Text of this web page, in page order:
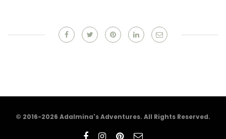
© 2016-2026 Adalmina's Adventures. All Rights Reserved.